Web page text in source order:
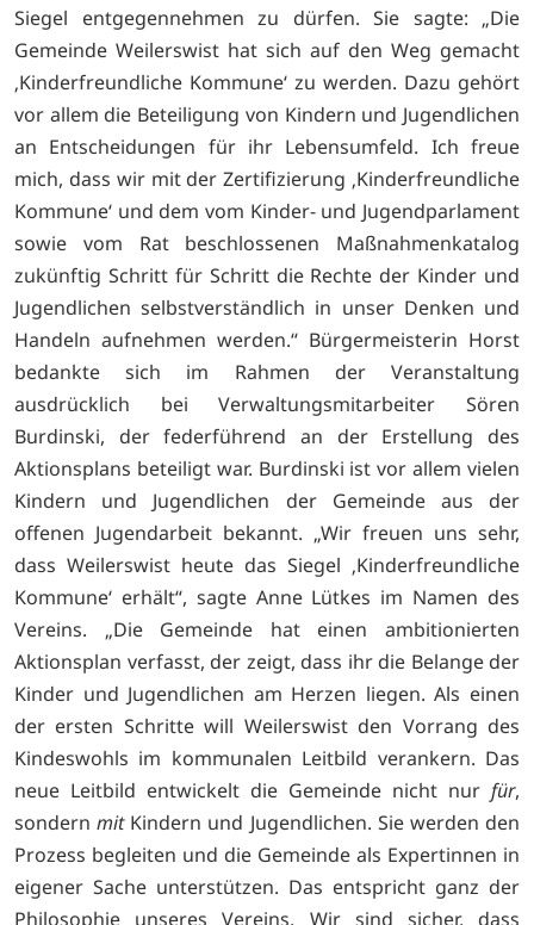
Siegel entgegennehmen zu dürfen. Sie sagte: „Die
Gemeinde Weilerswist hat sich auf den Weg gemacht
‚Kinderfreundliche Kommune‘ zu werden. Dazu gehört
vor allem die Beteiligung von Kindern und Jugendlichen
an Entscheidungen für ihr Lebensumfeld. Ich freue
mich, dass wir mit der Zertifizierung ‚Kinderfreundliche
Kommune‘ und dem vom Kinder- und Jugendparlament
sowie vom Rat beschlossenen Maßnahmenkatalog
zukünftig Schritt für Schritt die Rechte der Kinder und
Jugendlichen selbstverständlich in unser Denken und
Handeln aufnehmen werden.“ Bürgermeisterin Horst
bedankte sich im Rahmen der Veranstaltung
ausdrücklich bei Verwaltungsmitarbeiter Sören
Burdinski, der federführend an der Erstellung des
Aktionsplans beteiligt war. Burdinski ist vor allem vielen
Kindern und Jugendlichen der Gemeinde aus der
offenen Jugendarbeit bekannt. „Wir freuen uns sehr,
dass Weilerswist heute das Siegel ‚Kinderfreundliche
Kommune‘ erhält“, sagte Anne Lütkes im Namen des
Vereins. „Die Gemeinde hat einen ambitionierten
Aktionsplan verfasst, der zeigt, dass ihr die Belange der
Kinder und Jugendlichen am Herzen liegen. Als einen
der ersten Schritte will Weilerswist den Vorrang des
Kindeswohls im kommunalen Leitbild verankern. Das
neue Leitbild entwickelt die Gemeinde nicht nur für,
sondernmit Kindern und Jugendlichen. Sie werden den
Prozess begleiten und die Gemeinde als Expertinnen in
eigener Sache unterstützen. Das entspricht ganz der
Philosophie unseres Vereins. Wir sind sicher, dass